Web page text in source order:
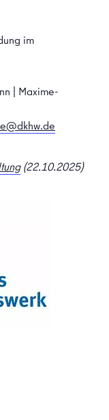
im
| Maxime-
(22.10.2025)